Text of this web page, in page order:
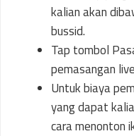
kalian akan
bussid.
Tap tombol
pemasangan
Untuk biaya
yang dapat
cara menonton